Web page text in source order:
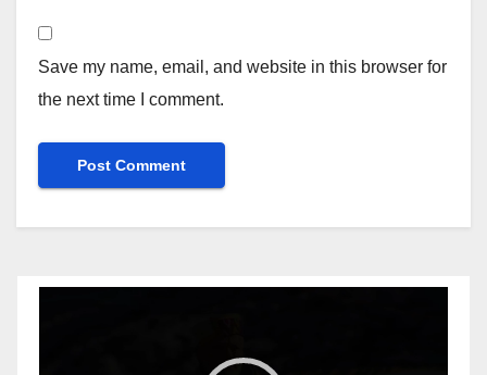
Save my name, email, and website in this browser for
the next time I comment.